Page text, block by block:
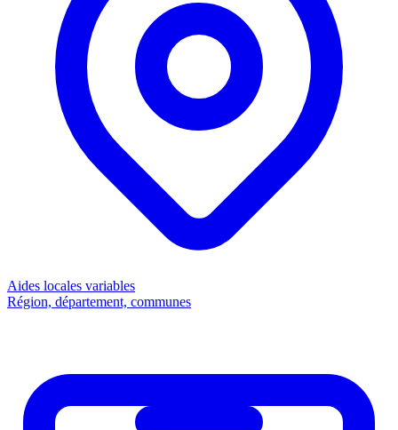
Aides locales variables
Région, département, communes